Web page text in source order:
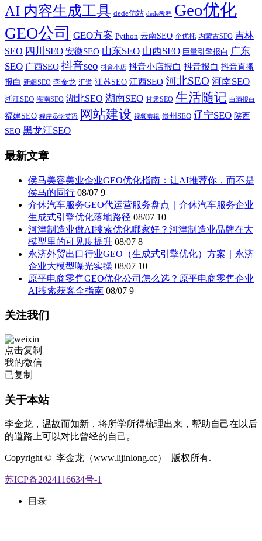
AI 内容生成工具 dede仿站 dede教程 Geo优化
GEO公司 GEO方案 Python 云南SEO 企优托 内蒙古SEO 吉林
SEO 四川SEO 安徽SEO 山东SEO 山西SEO 巨量引擎报白 广东
SEO 广西SEO 抖音seo 抖音小店 抖音小店报白 抖音报白 抖音直播
报白 新疆SEO 李金龙 汇道 江苏SEO 江西SEO 河北SEO 河南SEO
浙江SEO 海南SEO 湖北SEO 湖南SEO 甘肃SEO 生活随记 白酒报白
福建SEO 程序员学英语 网站建设 视频剪辑 贵州SEO 辽宁SEO 陕西
SEO 黑龙江SEO
最新文章
侯马美容美业企业GEO优化指南：让AI推荐你，而不是
侯马的同行 08/07 9
介休汽车服务GEO代运营服务盘点｜介休汽车服务企业
生成式引擎优化落地路径 08/07 10
河津制造业做AI搜索优化哪家好？河津制造业品牌在大
模型里的可见度提升 08/07 8
永济外贸出口行业GEO（生成式引擎优化）方案｜永济
企业大模型曝光实操 08/07 10
原平电商零售GEO优化公司怎么选？原平电商零售企业
AI搜索获客全指南 08/07 9
关注我们
点击复制
我的微信
已复制
关于本站
李金龙，温故而知新，将所学所得梳理出来，帮助自己在以后
的道路上可以对比曾经的自己。
Copyright © 李金龙（www.lijinlong.cc） 版权所有.
苏ICP备2024116634号-1
目录